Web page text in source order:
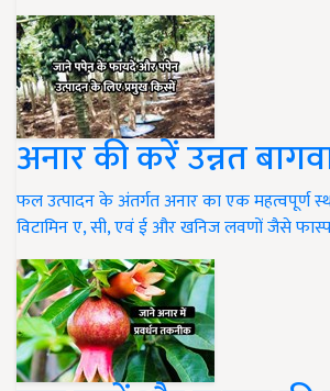
अनार की करें उन्नत
फल उत्पादन के अंतर्गत अनार का एक महत्वपूर्ण
विटामिन ए, सी, एवं ई और खनिज लवणों जैसे